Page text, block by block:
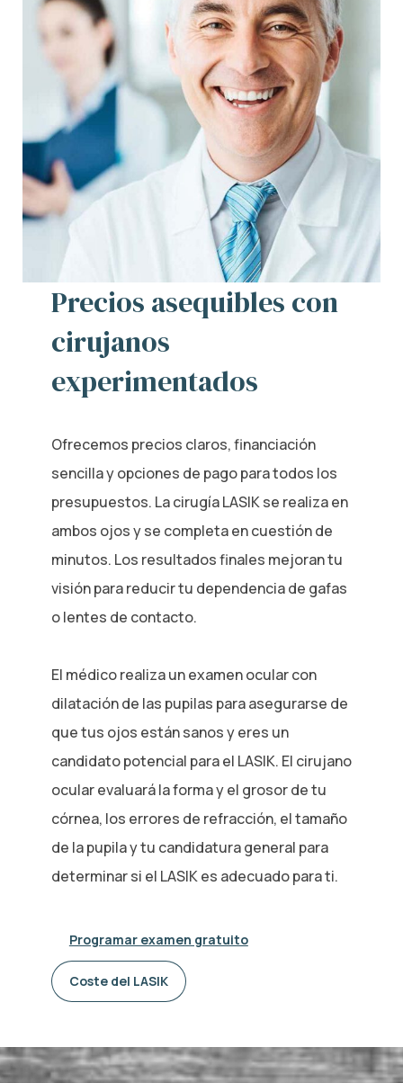
Precios asequibles con
cirujanos
experimentados
Ofrecemos precios claros, financiación
sencilla y opciones de pago para todos los
presupuestos. La cirugía LASIK se realiza en
ambos ojos y se completa en cuestión de
minutos. Los resultados finales mejoran tu
visión para reducir tu dependencia de gafas
o lentes de contacto.
El médico realiza un examen ocular con
dilatación de las pupilas para asegurarse de
que tus ojos están sanos y eres un
candidato potencial para el LASIK. El cirujano
ocular evaluará la forma y el grosor de tu
córnea, los errores de refracción, el tamaño
de la pupila y tu candidatura general para
determinar si el LASIK es adecuado para ti.
Programar examen gratuito
Coste del LASIK